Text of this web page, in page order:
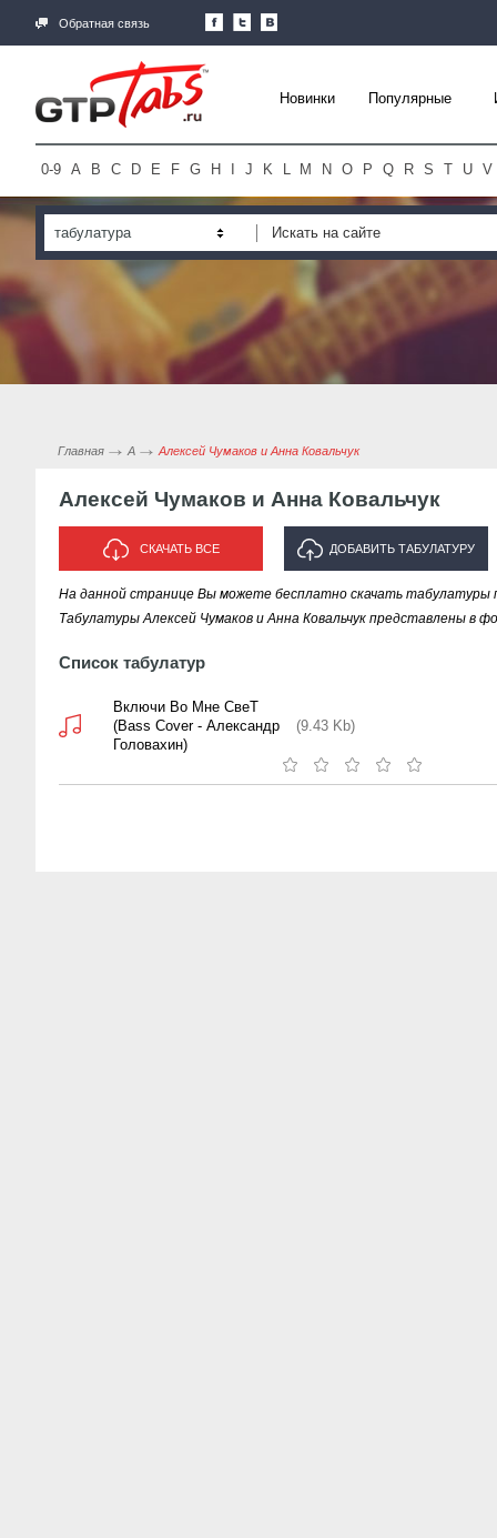
Обратная связь
Новинки Популярные
0-9 A B C D E F G H J K L M N O P Q R S T U V
табулатура
Главная А Алексей Чумаков и Анна Ковальчук
Алексей Чумаков и Анна Ковальчук
СКАЧАТЬ ВСЕ ДОБАВИТЬ ТАБУЛАТУРУ
ИСПОЛНИТЕЛЯ "АЛЕКСЕЙ
На данной странице Вы можете бесплатно скачать табулатуры
Табулатуры Алексей Чумаков и Анна Ковальчук представлены в
Список табулатур
Включи Во Мне СвеТ
(Bass Cover - Александр
Головахин)
(9.43 Kb)